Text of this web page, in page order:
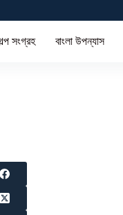
সংগ্রহ বাংলা উপন্যাস